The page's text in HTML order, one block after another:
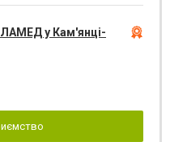
у Кам'янці-